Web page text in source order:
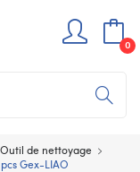
0
Outil de nettoyage
Gex-LIAO